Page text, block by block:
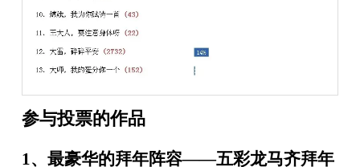
参与投票的作品
1、最豪华的拜年阵容——五彩龙马齐拜年